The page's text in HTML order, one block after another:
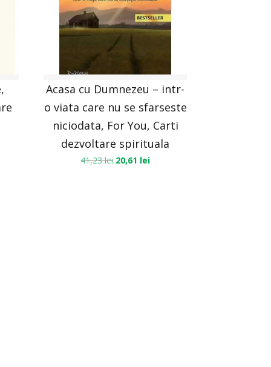
Acasa cu Dumnezeu – intr-
o viata care nu se sfarseste
niciodata, For You, Carti
dezvoltare spirituala
41,23lei 20,61 lei